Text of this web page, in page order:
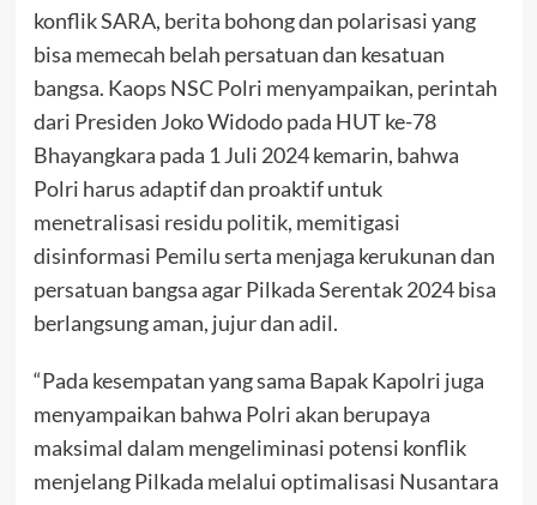
konflik SARA, berita bohong dan polarisasi yang
bisa memecah belah persatuan dan kesatuan
bangsa. Kaops NSC Polri menyampaikan, perintah
dari Presiden Joko Widodo pada HUT ke-78
Bhayangkara pada 1 Juli 2024 kemarin, bahwa
Polri harus adaptif dan proaktif untuk
menetralisasi residu politik, memitigasi
disinformasi Pemilu serta menjaga kerukunan dan
persatuan bangsa agar Pilkada Serentak 2024 bisa
berlangsung aman, jujur dan adil.
“Pada kesempatan yang sama Bapak Kapolri juga
menyampaikan bahwa Polri akan berupaya
maksimal dalam mengeliminasi potensi konflik
menjelang Pilkada melalui optimalisasi Nusantara